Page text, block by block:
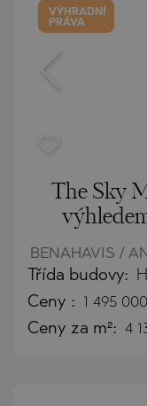
VÝHRADNÍ
PRÁVA
The Sky
BENAHAVIS /
Třída budovy:
Ceny : 1 495 000
Ceny za m²: 4